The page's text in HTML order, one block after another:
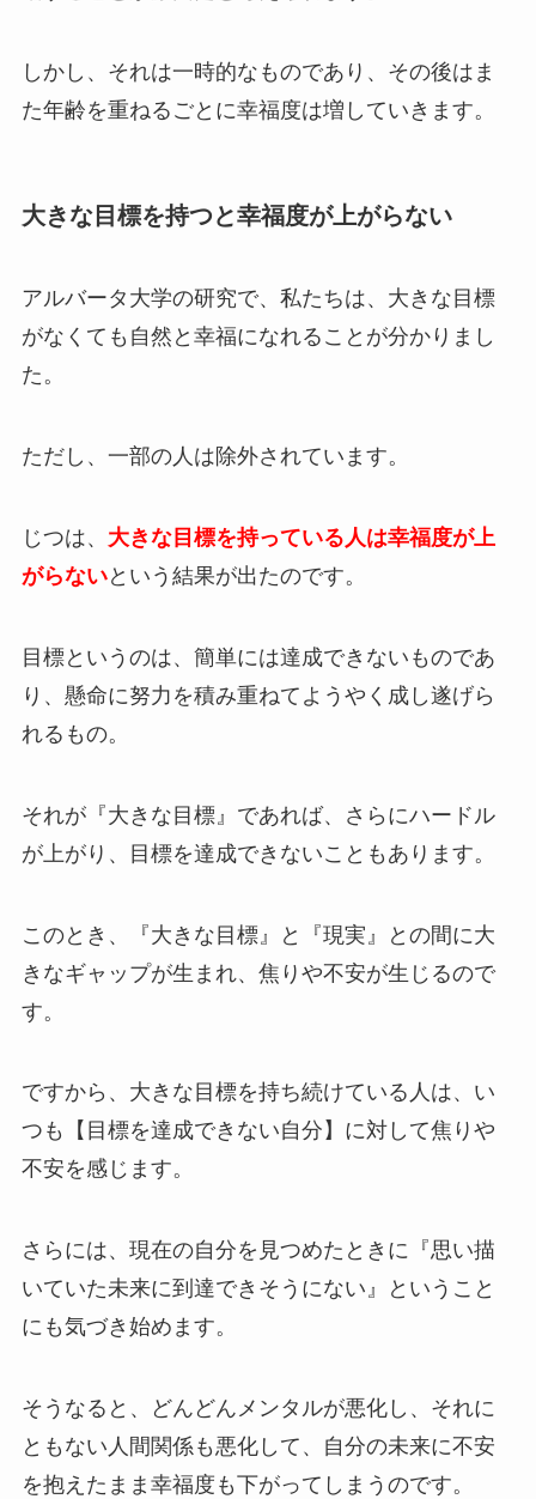
しかし、それは一時的なものであり、その後はま
た年齢を重ねるごとに幸福度は増していきます。
大きな目標を持つと幸福度が上がらない
アルバータ大学の研究で、私たちは、大きな目標
がなくても自然と幸福になれることが分かりまし
た。
ただし、一部の人は除外されています。
じつは、 大きな目標を持っている人は幸福度が上
がらないという結果が出たのです。
目標というのは、簡単には達成できないものであ
り、懸命に努力を積み重ねてようやく成し遂げら
れるもの。
それが『大きな目標』であれば、さらにハードル
が上がり、目標を達成できないこともあります。
このとき、『大きな目標』と『現実』との間に大
きなギャップが生まれ、焦りや不安が生じるので
す。
ですから、大きな目標を持ち続けている人は、い
つも【目標を達成できない自分】に対して焦りや
不安を感じます。
さらには、現在の自分を見つめたときに『思い描
いていた未来に到達できそうにない』ということ
にも気づき始めます。
そうなると、どんどんメンタルが悪化し、それに
ともない人間関係も悪化して、自分の未来に不安
を抱えたまま幸福度も下がってしまうのです。